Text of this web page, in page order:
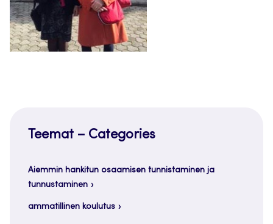
Teemat – Categories
Aiemmin hankitun osaamisen tunnistaminen ja
tunnustaminen
ammatillinen koulutus